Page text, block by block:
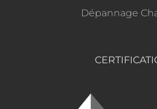
Dépannage